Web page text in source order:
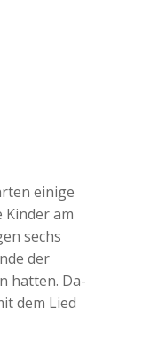
einige
Kinder am
sechs
der
hatten. Da-
dem Lied